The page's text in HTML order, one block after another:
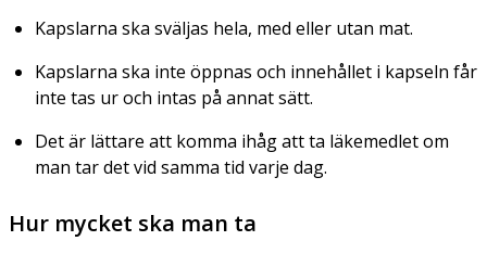
Kapslarna ska sväljas hela, med eller utan mat.
Kapslarna ska inte öppnas och innehållet i kapseln får
inte tas ur och intas på annat sätt.
Det är lättare att komma ihåg att ta läkemedlet om
man tar det vid samma tid varje dag.
Hur mycket ska man ta